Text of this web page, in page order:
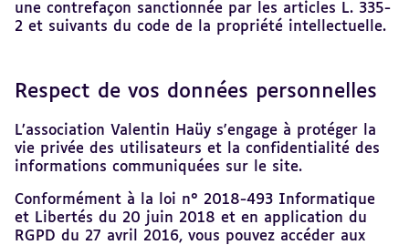
une contrefaçon sanctionnée par les articles L. 335-
2 et suivants du code de la propriété intellectuelle.
Respect de vos données personnelles
L’association Valentin Haüy s'engage à protéger la
vie privée des utilisateurs et la confidentialité des
informations communiquées sur le site.
Conformément à la loi n° 2018-493 Informatique
et Libertés du 20 juin 2018 et en application du
RGPD du 27 avril 2016, vous pouvez accéder aux